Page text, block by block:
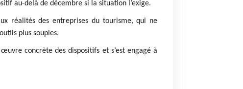
au-delà de décembre si la situation l’exige.
réalités des entreprises du tourisme, qui ne
plus souples.
concrète des dispositifs et s’est engagé à